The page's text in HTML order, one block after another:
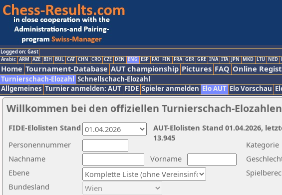
Logged on: Gast
Arabic ARM AZE BIH BUL CAT CHN CRO CZE DEN ENG ESP FAI FIN FRA GER GRE INA ITA JPN MKD LTU NED
Home Tournament-Database AUT championship Pictures FAQ Online
Turnierschach-Elozahl Schnellschach-Elozahl
Allgemeines Turnier anmelden: AUT FIDE Spieler anmelden Elo AUT Elo Vorschau
Willkommen bei den offiziellen Turnierschach-Elozahlen
Nachname
Vorname
Ebene
Kategorie
Personennummer
Bundesland
AUT-Elolisten Stand 01.04.2026,
13.945
FIDE-Elolisten Stand